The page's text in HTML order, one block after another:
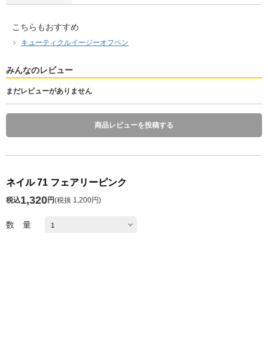
こちらもおすすめ
キューティクルイージーオフペン
みんなのレビュー
まだレビューがありません
商品レビューを投稿する
ネイル 71 フェアリーピンク
税込1,320円(税抜 1,200円)
数 量